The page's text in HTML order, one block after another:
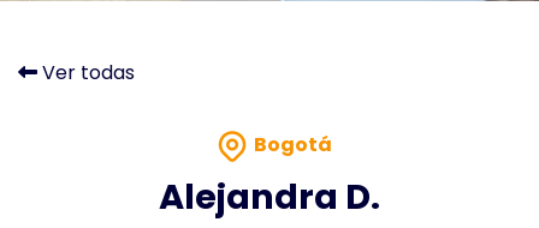
Ver todas
Bogotá
Alejandra D.